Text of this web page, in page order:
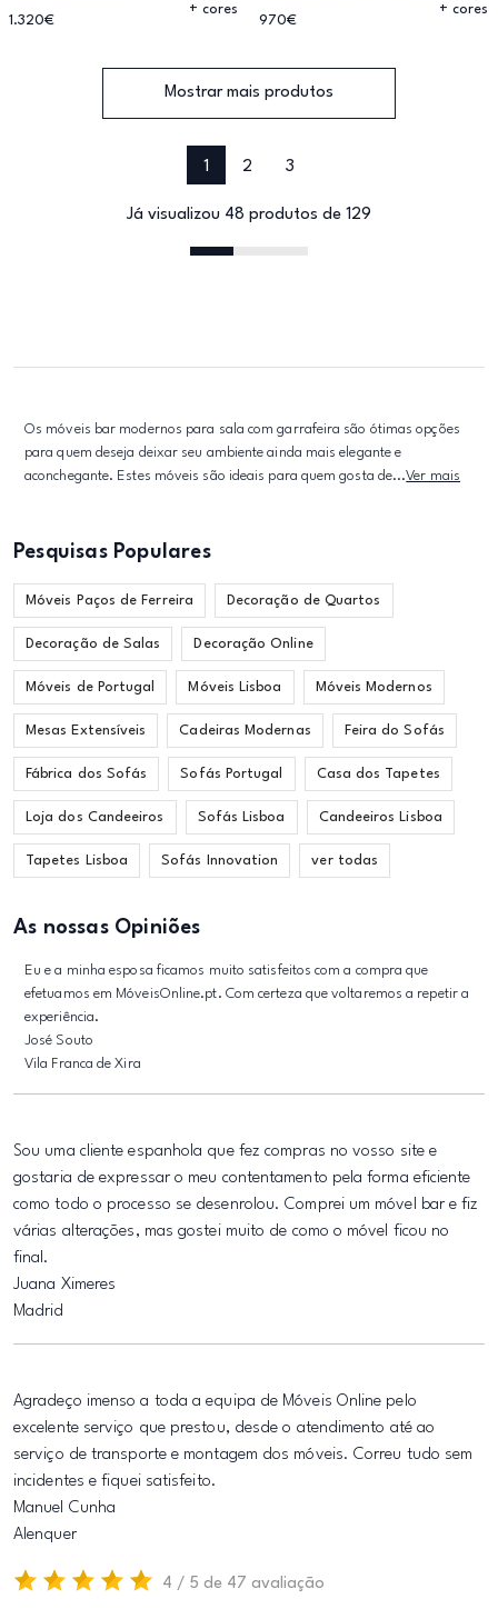
1.320€
+ cores
970€
+ cores
Mostrar mais produtos
1 2 3
Já visualizou 48 produtos de 129
Os móveis bar modernos para sala com garrafeira são ótimas opções
para quem deseja deixar seu ambiente ainda mais elegante e
aconchegante. Estes móveis são ideais para quem gosta de...Ver mais
Pesquisas Populares
Móveis Paços de Ferreira Decoração de Quartos
Decoração de Salas Decoração Online
Móveis de Portugal Móveis Lisboa Móveis Modernos
Mesas Extensíveis Cadeiras Modernas Feira do Sofás
Fábrica dos Sofás Sofás Portugal Casa dos Tapetes
Loja dos Candeeiros Sofás Lisboa Candeeiros Lisboa
Tapetes Lisboa Sofás Innovation ver todas
As nossas Opiniões
Eu e a minha esposa ficamos muito satisfeitos com a compra que
efetuamos em MóveisOnline.pt. Com certeza que voltaremos a repetir a
experiência.
José Souto
Vila Franca de Xira
Sou uma cliente espanhola que fez compras no vosso site e
gostaria de expressar o meu contentamento pela forma eficiente
como todo o processo se desenrolou. Comprei um móvel bar e fiz
várias alterações, mas gostei muito de como o móvel ficou no
final.
Juana Ximeres
Madrid
Agradeço imenso a toda a equipa de Móveis Online pelo
excelente serviço que prestou, desde o atendimento até ao
serviço de transporte e montagem dos móveis. Correu tudo sem
incidentes e fiquei satisfeito.
Manuel Cunha
Alenquer
4 / 5 de 47 avaliação